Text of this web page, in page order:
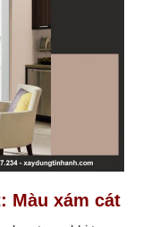
: Màu xám cát